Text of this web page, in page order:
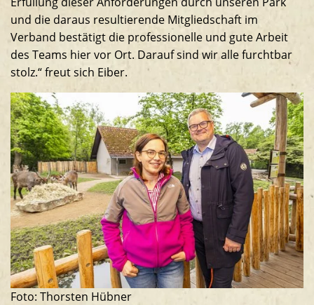
und die daraus resultierende Mitgliedschaft im
Verband bestätigt die professionelle und gute Arbeit
des Teams hier vor Ort. Darauf sind wir alle furchtbar
stolz.“ freut sich Eiber.
Foto: Thorsten Hübner